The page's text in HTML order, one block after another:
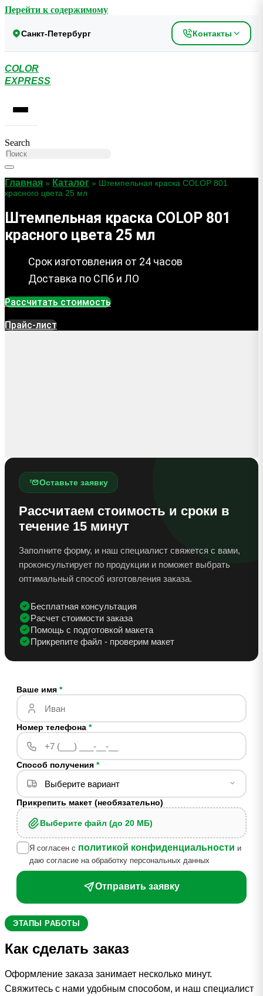
Перейти к содержимому
Санкт-Петербург Контакты
COLOR
EXPRESS
Search
Главная » Каталог » Штемпельная краска COLOP 801
красного цвета 25 мл
Штемпельная краска COLOP 801
красного цвета 25 мл
Срок изготовления от 24 часов
Доставка по СПб и ЛО
Рассчитать стоимость
Прайс-лист
Оставьте заявку
Рассчитаем стоимость и сроки в
течение 15 минут
Заполните форму, и наш специалист свяжется с вами,
проконсультирует по продукции и поможет выбрать
оптимальный способ изготовления заказа.
Бесплатная консультация
Расчет стоимости заказа
Помощь с подготовкой макета
Прикрепите файл - проверим макет
Ваше имя *
Номер телефона *
Способ получения *
Прикрепить макет (необязательно)
Выберите файл (до 20 МБ)
Я согласен с политикой конфиденциальности и
даю согласие на обработку персональных данных
Отправить заявку
ЭТАПЫ РАБОТЫ
Как сделать заказ
Оформление заказа занимает несколько минут.
Свяжитесь с нами удобным способом, и наш специалист